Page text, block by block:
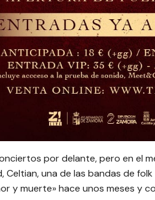
por delante, pero en el
Celtian, una de las bandas de
y muerte» hace unos meses y